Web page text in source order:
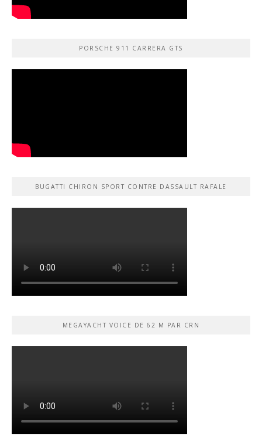
PORSCHE 911 CARRERA GTS
BUGATTI CHIRON SPORT CONTRE DASSAULT RAFALE
MEGAYACHT VOICE DE 62 M PAR CRN